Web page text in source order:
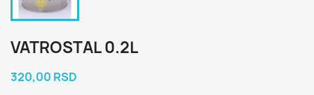
VATROSTAL 0.2L
320,00 RSD